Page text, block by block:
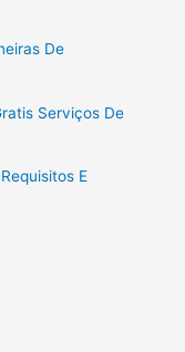
De
Serviços De
E